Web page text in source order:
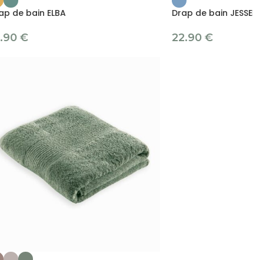
de bain ELBA
€
Drap de bain
22.90 €